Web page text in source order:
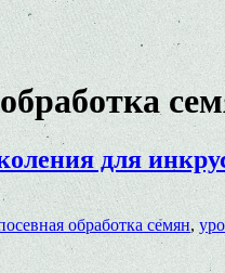
для
обработка семян,